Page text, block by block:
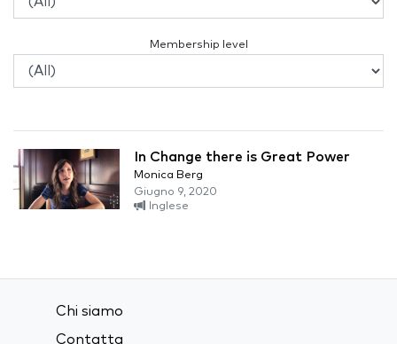
Membership level
In Change there is Great Power
Monica Berg
Giugno 9, 2020
Inglese
Chi siamo
Contatta